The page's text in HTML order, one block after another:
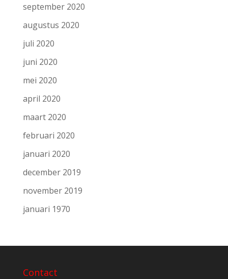
september 2020
augustus 2020
juli 2020
juni 2020
mei 2020
april 2020
maart 2020
februari 2020
januari 2020
december 2019
november 2019
januari 1970
Contact